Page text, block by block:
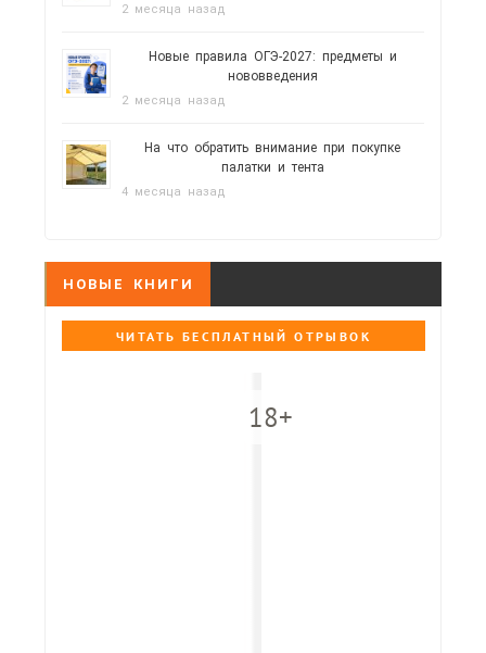
2 месяца назад
Новые правила ОГЭ-2027: предметы и
нововведения
2 месяца назад
На что обратить внимание при покупке
палатки и тента
4 месяца назад
НОВЫЕ КНИГИ